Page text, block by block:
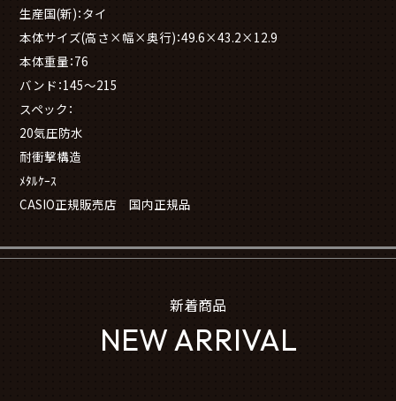
生産国(新)：タイ
本体サイズ(高さ×幅×奥行)：49.6×43.2×12.9
本体重量：76
バンド：145～215
スペック：
20気圧防水
耐衝撃構造
ﾒﾀﾙｹｰｽ
CASIO正規販売店 国内正規品
新着商品
NEW ARRIVAL